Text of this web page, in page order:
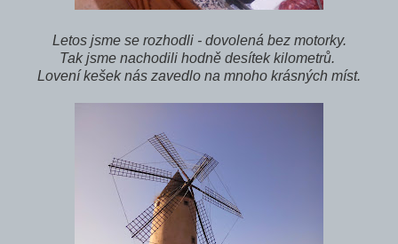
Letos jsme se rozhodli - dovolená bez motorky.
Tak jsme nachodili hodně desítek kilometrů.
Lovení kešek nás zavedlo na mnoho krásných míst.